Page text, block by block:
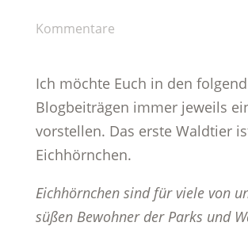
Kommentare
Ich möchte Euch in den
Blogbeiträgen immer jeweils
vorstellen. Das erste Waldtier
Eichhörnchen.
Eichhörnchen sind für viele von
süßen Bewohner der Parks und